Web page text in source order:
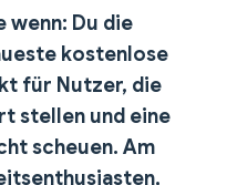
wenn: Du die
kostenlose
für Nutzer, die
stellen und eine
scheuen. Am